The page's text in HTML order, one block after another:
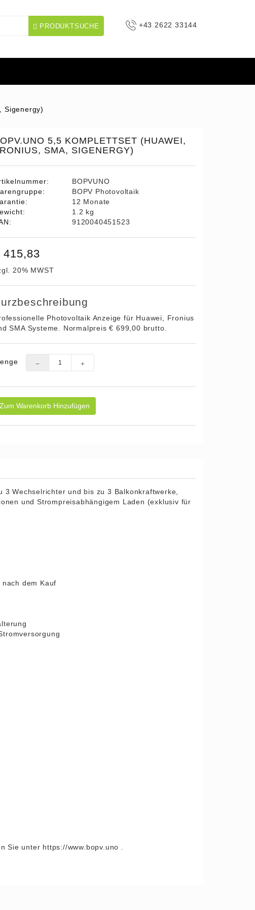
PRODUKTSUCHE +43 2622 33144
Sigenergy)
5,5 KOMPLETTSET (HUAWEI,
SMA, SIGENERGY)
BOPVUNO
BOPV Photovoltaik
12 Monate
1.2 kg
9120040451523
415,83
20% MWST
Photovoltaik Anzeige für Huawei, Fronius
SMA Systeme. Normalpreis € 699,00 brutto.
Zum Warenkorb Hinzufügen
3 Wechselrichter und bis zu 3 Balkonkraftwerke,
und Strompreisabhängigem Laden (exklusiv für
dem Kauf
Sie unter https://www.bopv.uno .